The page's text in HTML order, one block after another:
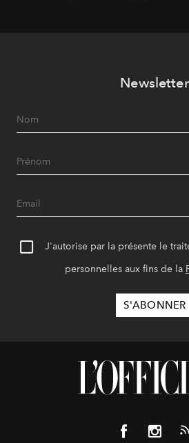
Newsletter
J'autorise par la présente le
personnelles aux fins de la